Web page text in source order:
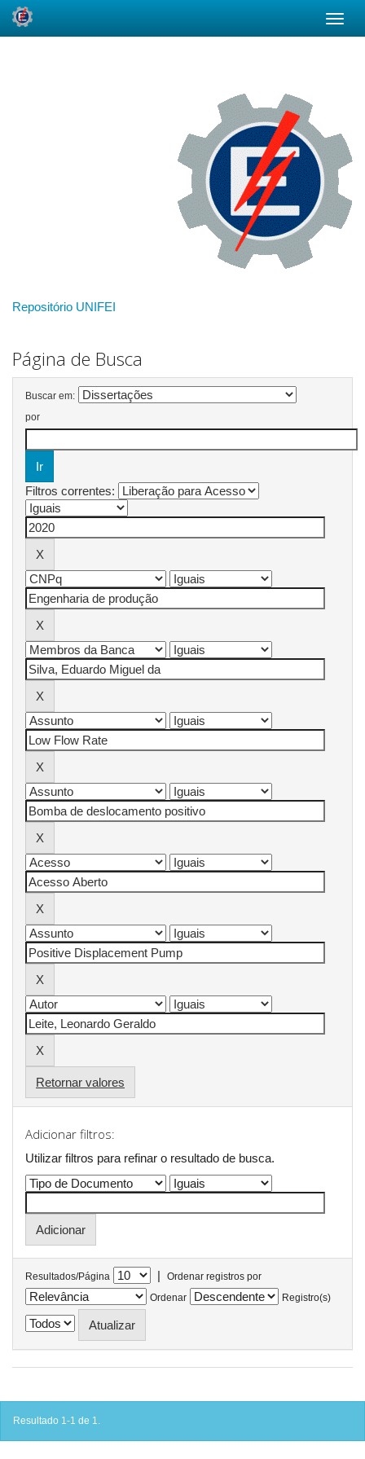
Repositório UNIFEI
Página de Busca
Buscar em:
por
Filtros correntes:
Retornar valores
Adicionar filtros:
Utilizar filtros para refinar o resultado de busca.
Resultados/Página |
Ordenar registros por
Ordenar
Registro(s)
Resultado 1-1 de 1.